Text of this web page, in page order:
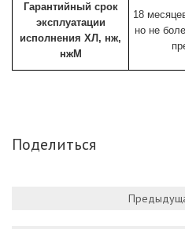
Гарантийный срок
эксплуатации
исполнения ХЛ, нж,
нжМ
18
но не
Поделиться